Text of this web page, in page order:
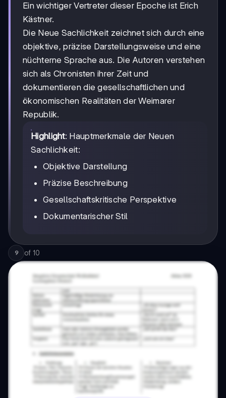
Ein wichtiger Vertreter dieser Epoche ist Erich
Kästner.
Die Neue Sachlichkeit zeichnet sich durch eine
objektive, präzise Darstellungsweise und eine
nüchterne Sprache aus. Die Autoren verstehen
sich als Chronisten ihrer Zeit und
dokumentieren die gesellschaftlichen und
ökonomischen Realitäten der Weimarer
Republik.
Highlight: Hauptmerkmale der Neuen
Sachlichkeit:
Objektive Darstellung
Präzise Beschreibung
Gesellschaftskritische Perspektive
Dokumentarischer Stil
9 of 10